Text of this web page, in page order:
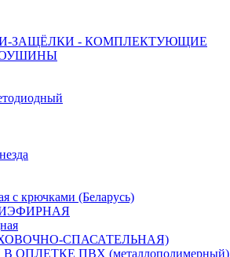
ЗАЩЁЛКИ - КОМПЛЕКТУЮЩИЕ
с крючками (Беларусь)
СПАСАТЕЛЬНАЯ)
ПВХ (металлополимерный)